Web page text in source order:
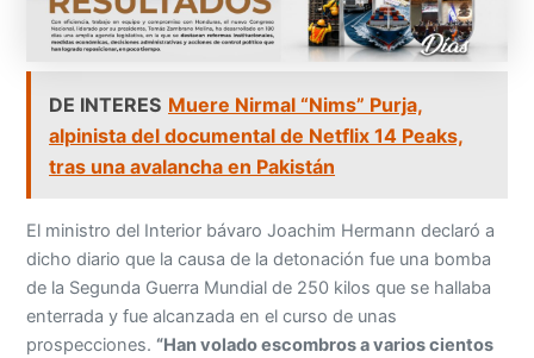
DE INTERES Muere Nirmal “Nims” Purja,
alpinista del documental de Netflix 14 Peaks,
tras una avalancha en Pakistán
El ministro del Interior bávaro Joachim Hermann declaró a
dicho diario que la causa de la detonación fue una bomba
de la Segunda Guerra Mundial de 250 kilos que se hallaba
enterrada y fue alcanzada en el curso de unas
prospecciones. “Han volado escombros a varios cientos